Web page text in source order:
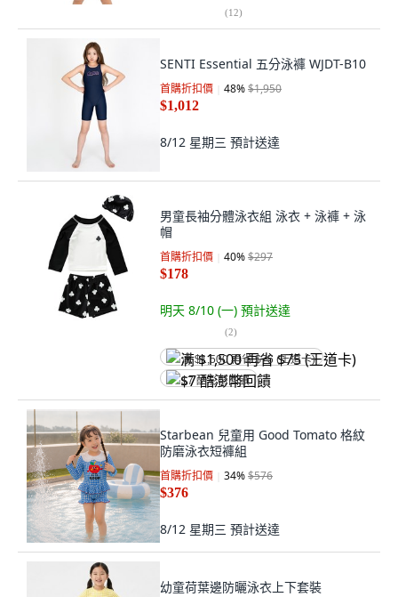
(12)
SENTI Essential 五分泳褲 WJDT-B10
首購折扣價 48%$1,950
$1,012
8/12 星期三 預計送達
男童長袖分體泳衣組 泳衣 + 泳褲 + 泳
帽
首購折扣價 40%$297
$178
明天 8/10 (一) 預計送達
(2)
满 $1,500 再省 $75 (王道卡)
$7 酷澎幣回饋
Starbean 兒童用 Good Tomato 格紋
防磨泳衣短褲組
首購折扣價 34%$576
$376
8/12 星期三 預計送達
幼童荷葉邊防曬泳衣上下套裝